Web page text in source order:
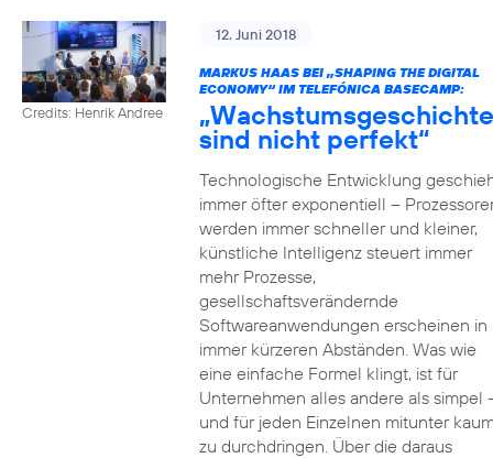
Credits: Henrik Andree
12. Juni 2018
MARKUS HAAS BEI „SHAPING THE DIGITAL
ECONOMY“ IM TELEFÓNICA BASECAMP:
sind nicht perfekt“
Technologische Entwicklung
immer öfter exponentiell –
werden immer schneller und kleiner,
künstliche Intelligenz steuert immer
mehr Prozesse,
gesellschaftsverändernde
Softwareanwendungen erscheinen in
immer kürzeren Abständen. Was wie
eine einfache Formel klingt, ist für
Unternehmen alles andere als simpel
und für jeden Einzelnen mitunter
zu durchdringen. Über die daraus